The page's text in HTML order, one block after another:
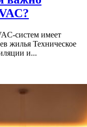
систем имеет
жилья Техническое
и...